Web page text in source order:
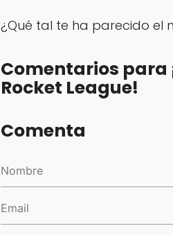
¿Qué tal te ha parecido el
Comentarios para
Rocket League!
Comenta